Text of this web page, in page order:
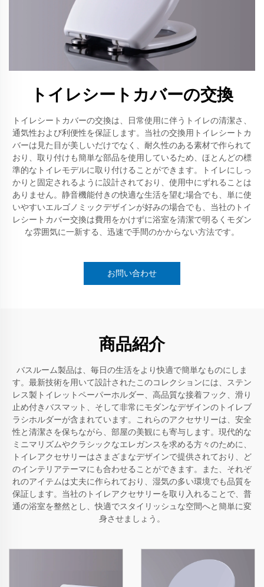
トイレシートカバーの交換
トイレシートカバーの交換は、日常使用に伴うトイレの清潔さ、
通気性および利便性を保証します。当社の交換用トイレシートカ
バーは見た目が美しいだけでなく、耐久性のある素材で作られて
おり、取り付けも簡単な部品を使用しているため、ほとんどの標
準的なトイレモデルに取り付けることができます。トイレにしっ
かりと固定されるように設計されており、使用中にずれることは
ありません。静音機能付きの快適な生活を望む場合でも、単に使
いやすいエルゴノミックデザインが好みの場合でも、当社のトイ
レシートカバー交換は費用をかけずに浴室を清潔で明るくモダン
な雰囲気に一新する、迅速で手間のかからない方法です。
お問い合わせ
商品紹介
バスルーム製品は、毎日の生活をより快適で簡単なものにしま
す。最新技術を用いて設計されたこのコレクションには、ステン
レス製トイレットペーパーホルダー、高品質な接着フック、滑り
止め付きバスマット、そして非常にモダンなデザインのトイレブ
ラシホルダーが含まれています。これらのアクセサリーは、安全
性と清潔さを保ちながら、部屋の美観にも寄与します。現代的な
ミニマリズムやクラシックなエレガンスを求める方々のために、
トイレアクセサリーはさまざまなデザインで提供されており、ど
のインテリアテーマにも合わせることができます。また、それぞ
れのアイテムは丈夫に作られており、湿気の多い環境でも品質を
保証します。当社のトイレアクセサリーを取り入れることで、普
通の浴室を整然とし、快適でスタイリッシュな空間へと簡単に変
身させましょう。